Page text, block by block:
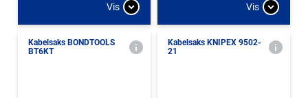
Vis Vis
Kabelsaks BONDTOOLS
BT6KT
Kabelsaks KNIPEX 9502-
21